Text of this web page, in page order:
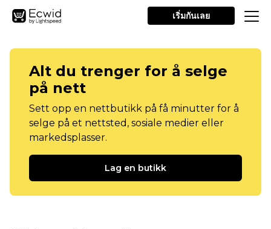
เริ่มกันเลย
Alt du trenger for å selge
på nett
Sett opp en nettbutikk på få minutter for å
selge på et nettsted, sosiale medier eller
markedsplasser.
Lag en butikk